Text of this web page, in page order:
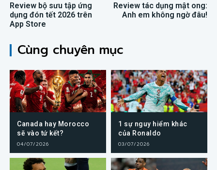
Review bộ sưu tập ứng
dụng đón tết 2026 trên
App Store
Review tác dụng mật ong:
Anh em không ngờ đâu!
Cùng chuyên mục
Canada hay Morocco
sẽ vào tứ kết?
04/07/2026
1 sự nguy hiểm khác
của Ronaldo
03/07/2026